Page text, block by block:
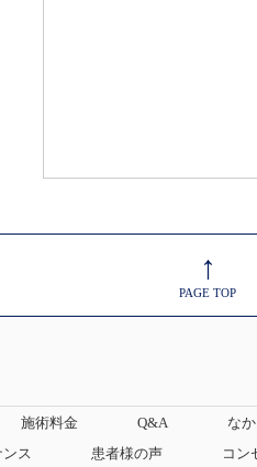
↑
PAGE TOP
施術料金 Q&A
な
ス 患者様の声 コン